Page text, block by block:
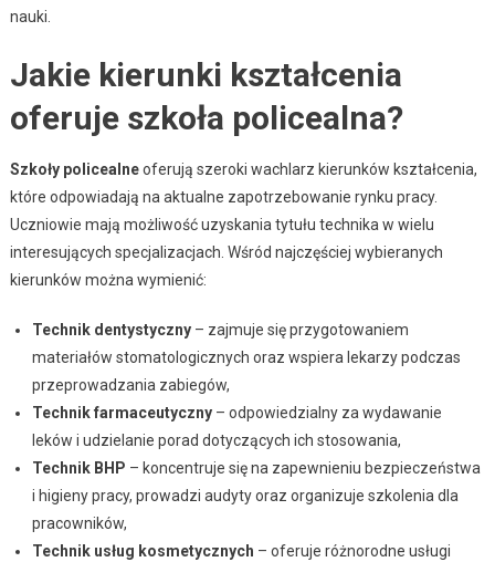
nauki.
Jakie kierunki kształcenia
oferuje szkoła policealna?
Szkoły policealneoferują szeroki wachlarz kierunków kształcenia,
które odpowiadają na aktualne zapotrzebowanie rynku pracy.
Uczniowie mają możliwość uzyskania tytułu technika w wielu
interesujących specjalizacjach. Wśród najczęściej wybieranych
kierunków można wymienić:
Technik dentystyczny– zajmuje się przygotowaniem
materiałów stomatologicznych oraz wspiera lekarzy podczas
przeprowadzania zabiegów,
Technik farmaceutyczny– odpowiedzialny za wydawanie
leków i udzielanie porad dotyczących ich stosowania,
Technik BHP – koncentruje się na zapewnieniu bezpieczeństwa
i higieny pracy, prowadzi audyty oraz organizuje szkolenia dla
pracowników,
Technik usług kosmetycznych – oferuje różnorodne usługi